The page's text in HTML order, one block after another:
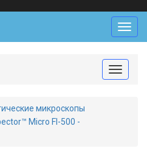
Меню
Toggle
микроскопы
Micro FI-500 -